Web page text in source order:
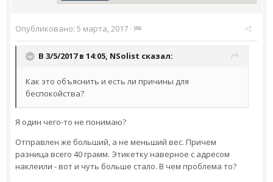
Опубликовано: 5 марта, 2017 ·
В 3/5/2017 в 14:05, NSolist сказал:
Как это объяснить и есть ли причины для
беспокойства?
Я один чего-то не понимаю?
Отправлен же больший, а не меньший вес. Причем
разница всего 40 грамм. Этикетку наверное с адресом
наклеили - вот и чуть больше стало. В чем проблема то?